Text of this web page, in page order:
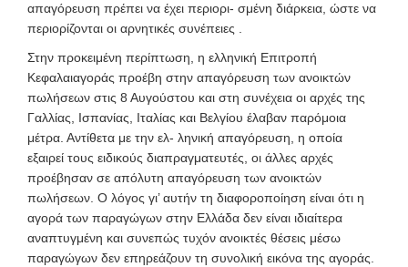
απαγόρευση πρέπει να έχει περιορι- σμένη διάρκεια, ώστε να
περιορίζονται οι αρνητικές συνέπειες .
Στην προκειμένη περίπτωση, η ελληνική Επιτροπή
Κεφαλαιαγοράς προέβη στην απαγόρευση των ανοικτών
πωλήσεων στις 8 Αυγούστου και στη συνέχεια οι αρχές της
Γαλλίας, Ισπανίας, Ιταλίας και Βελγίου έλαβαν παρόμοια
μέτρα. Αντίθετα με την ελ- ληνική απαγόρευση, η οποία
εξαιρεί τους ειδικούς διαπραγματευτές, οι άλλες αρχές
προέβησαν σε απόλυτη απαγόρευση των ανοικτών
πωλήσεων. Ο λόγος γι’ αυτήν τη διαφοροποίηση είναι ότι η
αγορά των παραγώγων στην Ελλάδα δεν είναι ιδιαίτερα
αναπτυγμένη και συνεπώς τυχόν ανοικτές θέσεις μέσω
παραγώγων δεν επηρεάζουν τη συνολική εικόνα της αγοράς.